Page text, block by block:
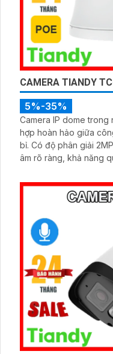
CAMERA TIANDY
5%-35%
Camera IP dome trong
hợp hoàn hảo giữa
bỉ. Có độ phân giải 2MP Full HD 1080P, micro tích hợp ghi
âm rõ ràng, khả năng
đáp ứng tốt nhu cầu
hỗ trợ POE đạt chuẩn